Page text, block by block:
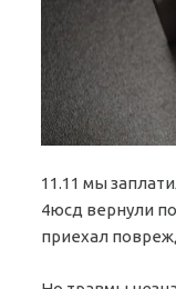
11.11 мы
4юсд вернули
приехал